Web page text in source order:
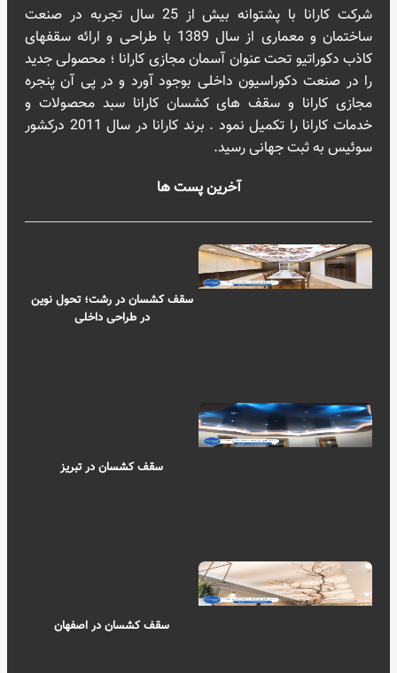
شرکت کارانا با پشتوانه بیش از 25 سال تجربه در صنعت
ساختمان و معماری از سال 1389 با طراحی و ارائه سقفهای
کاذب دکوراتیو تحت عنوان آسمان مجازی کارانا ؛ محصولی جدید
را در صنعت دکوراسیون داخلی بوجود آورد و در پی آن پنجره
مجازی کارانا و سقف های کشسان کارانا سبد محصولات و
خدمات کارانا را تکمیل نمود . برند کارانا در سال 2011 درکشور
سوئیس به ثبت جهانی رسید.
آخرین پست ها
سقف کشسان در رشت؛ تحول نوین
در طراحی داخلی
سقف کشسان در تبریز
سقف کشسان در اصفهان